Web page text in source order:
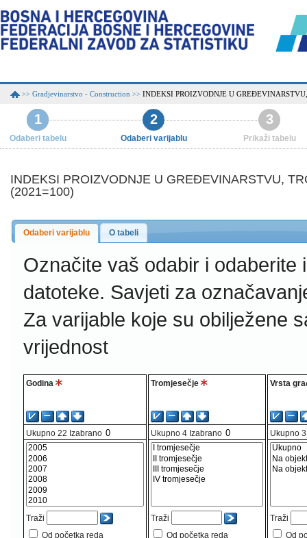
>> Gradjevinarstvo - Construction >> INDEKSI PROIZVODNJE U
1
Odaberi tabelu
2
Odaberi varijablu
3
Prikaži tabelu
INDEKSI PROIZVODNJE U GREĐEVINARSTVU,
(2021=100)
Odaberi varijablu O tabeli
Označite vaš odabir i
datoteke. Savjeti za
Za varijable koje su obilježene
vrijednost
Godina
Ukupno 22 Izabrano
Traži
Od početka reda
Tromjesečje
Ukupno 4 Izabrano
Traži
Od početka reda
Vrsta
Ukupno 3
Traži
Od